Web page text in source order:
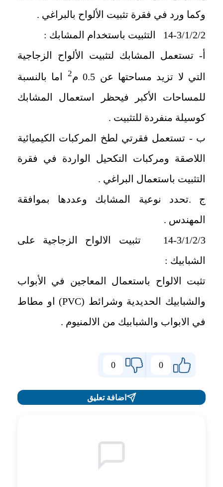
وكما ورد في فقرة تثبيت الألواح بالبراغي .
14-3/1/2/2 التثبيت باستخدام المشابك :
أ- تستعمل المشابك لتثبيت الألواح الزجاجية
التي لا تزيد مساحتها عن 0.5 م
2 اما بالنسبة
للمساحات الأكبر فيحظر استعمال المشابك
كوسيلة منفردة للتثبيت .
ب - تستعمل فقرتي لطخ المركبات الكيميائية
اللاصقة ومركبات التكحيل الواردة في فقرة
التثبيت باستعمال البراغي .
ج .تحدد نوعية المشابك وعددها بموافقة
المهندس .
14-3/1/2/3 تثبيت الالواح الزجاجية على
الشبابيك :
تثبت الالواح باستعمال المعاجين في الأبواب
والشبابيك الحديدية وشرائط (PVC) او مطاط
في الابواب والشبابيك من الالمنيوم .
0
0
اضافة تعليق